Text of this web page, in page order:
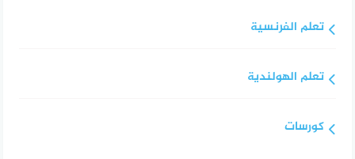
تعلم الفرنسية
تعلم الهولندية
كورسات